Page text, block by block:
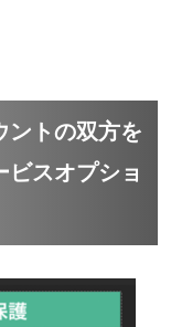
ントの双方を
スオプショ